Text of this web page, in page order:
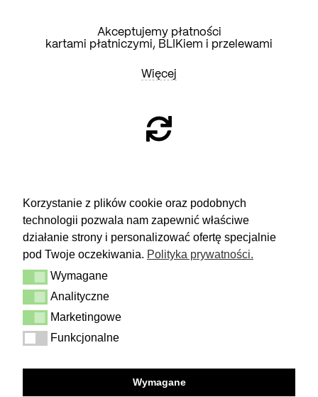
Korzystanie z plików cookie oraz podobnych
technologii pozwala nam zapewnić właściwe
działanie strony i personalizować ofertę specjalnie
pod Twoje oczekiwania. Polityka prywatności.
Wymagane
Wymagane
Analityczne
Analityczne
Marketingowe
Marketingowe
Funkcjonalne
Funkcjonalne
Wymagane
Akceptujemy płatności
kartami płatniczymi, BLIKiem i przelewami
Więcej
Masz 14 dni na podjęcie
decyzji i spokojne rozważenie zakupu.
Więcej
Dostawa i zwrot
Kontakt
Regulamin
Polityka prywatności